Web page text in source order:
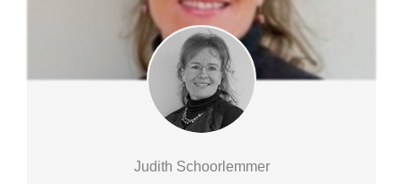
Judith Schoorlemmer